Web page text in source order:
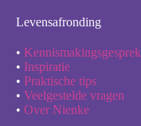
Levensafronding
• Kennismakingsgesprek
• Inspiratie
• Praktische tips
• Veelgestelde vragen
• Over Nienke